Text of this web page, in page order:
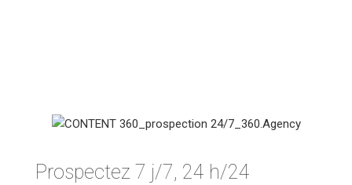
Prospectez 7 j/7, 24 h/24